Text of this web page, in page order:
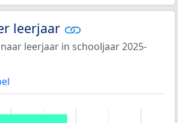
leerjaar
leerjaar in schooljaar 2025-